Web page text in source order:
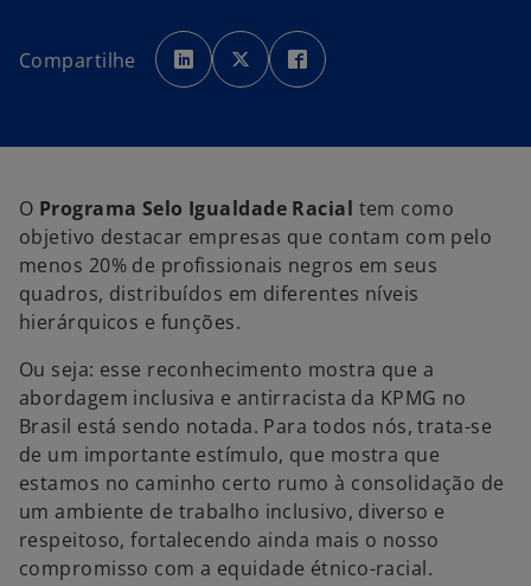
Compartilhe
a
b
r
e
a
a
g
u
i
a
a
b
r
e
a
a
g
u
i
a
b
r
a
a
g
u
a
O Programa Selo Igualdade Racial tem como
objetivo destacar empresas que contam com pelo
menos 20% de profissionais negros em seus
quadros, distribuídos em diferentes níveis
hierárquicos e funções.
Ou seja: esse reconhecimento mostra que a
abordagem inclusiva e antirracista da KPMG no
Brasil está sendo notada. Para todos nós, trata-se
de um importante estímulo, que mostra que
estamos no caminho certo rumo à consolidação de
um ambiente de trabalho inclusivo, diverso e
respeitoso, fortalecendo ainda mais o nosso
compromisso com a equidade étnico-racial.